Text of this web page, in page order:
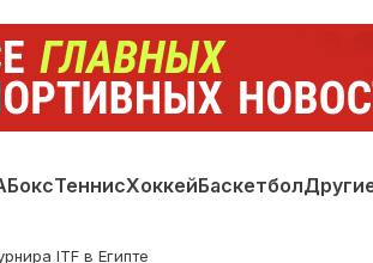
БоксТеннисХоккейБаскетбол
ITF в Египте